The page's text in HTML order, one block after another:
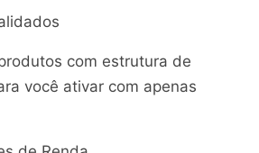
com estrutura de
você ativar com apenas